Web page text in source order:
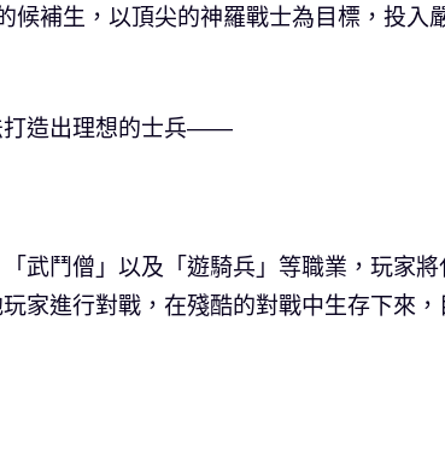
候補生，以頂尖的神羅戰士為目標，投入
打造出理想的士兵――
武鬥僧」以及「遊騎兵」等職業，玩家將
家進行對戰，在殘酷的對戰中生存下來，